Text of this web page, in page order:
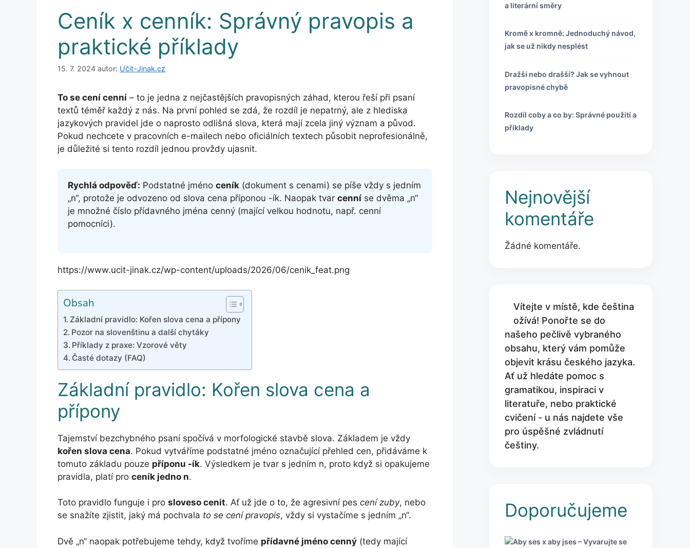
Ceník x cenník: Správný pravopis a
praktické příklady
15. 7. 2024 autor: Učit-Jinak.cz
To se cení cenní – to je jedna z nejčastějších pravopisných záhad, kterou řeší při psaní
textů téměř každý z nás. Na první pohled se zdá, že rozdíl je nepatrný, ale z hlediska
jazykových pravidel jde o naprosto odlišná slova, která mají zcela jiný význam a původ.
Pokud nechcete v pracovních e-mailech nebo oficiálních textech působit neprofesionálně,
je důležité si tento rozdíl jednou provždy ujasnit.
Rychlá odpověď: Podstatné jméno ceník (dokument s cenami) se píše vždy s jedním
„n“, protože je odvozeno od slova cena příponou -ík. Naopak tvar cenní se dvěma „n“
je množné číslo přídavného jména cenný (mající velkou hodnotu, např. cenní
pomocníci).
https://www.ucit-jinak.cz/wp-content/uploads/2026/06/cenik_feat.png
Obsah
Základní pravidlo: Kořen slova cena a přípony
Pozor na slovenštinu a další chytáky
Příklady z praxe: Vzorové věty
Časté dotazy (FAQ)
Základní pravidlo: Kořen slova cena a
přípony
Tajemství bezchybného psaní spočívá v morfologické stavbě slova. Základem je vždy
kořen slova cena. Pokud vytváříme podstatné jméno označující přehled cen, přidáváme k
tomuto základu pouze příponu -ík. Výsledkem je tvar s jedním n, proto když si opakujeme
pravidla, platí pro ceník jedno n.
Toto pravidlo funguje i pro sloveso cenit. Ať už jde o to, že agresivní pes cení zuby, nebo
se snažíte zjistit, jaký má pochvala to se cení pravopis, vždy si vystačíme s jedním „n“.
Dvě „n“ naopak potřebujeme tehdy, když tvoříme přídavné jméno cenný (tedy mající
a literární směry
Kromě x kromně: Jednoduchý návod,
jak se už nikdy nesplést
Dražší nebo drašší? Jak se vyhnout
pravopisné chybě
Rozdíl coby a co by: Správné použití a
příklady
Nejnovější
komentáře
Žádné komentáře.
Vítejte v místě, kde čeština
ožívá! Ponořte se do
našeho pečlivě vybraného
obsahu, který vám pomůže
objevit krásu českého jazyka.
Ať už hledáte pomoc s
gramatikou, inspiraci v
literatuře, nebo praktické
cvičení - u nás najdete vše
pro úspěšné zvládnutí
češtiny.
Doporučujeme